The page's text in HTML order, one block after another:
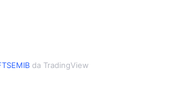
da TradingView